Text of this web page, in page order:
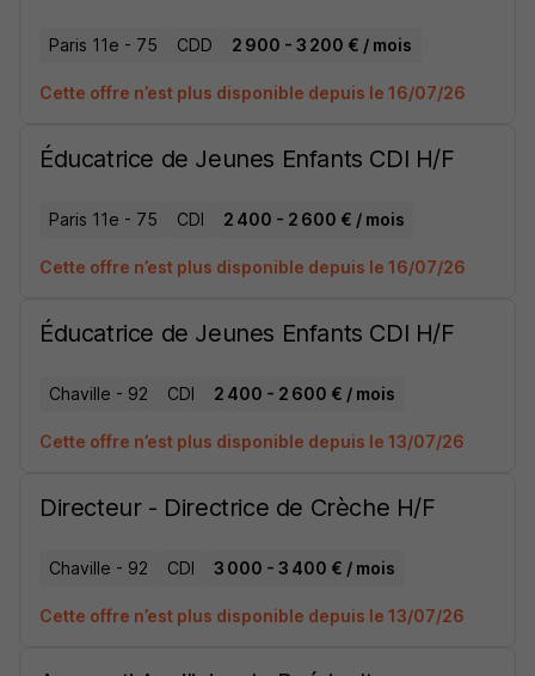
Paris 11e - 75 CDD 2 900 - 3 200 € / mois
Cette offre n’est plus disponible depuis le 16/07/26
Éducatrice de Jeunes Enfants CDI H/F
Paris 11e - 75 CDI 2 400 - 2 600 € / mois
Cette offre n’est plus disponible depuis le 16/07/26
Éducatrice de Jeunes Enfants CDI H/F
Chaville - 92 CDI 2 400 - 2 600 € / mois
Cette offre n’est plus disponible depuis le 13/07/26
Directeur - Directrice de Crèche H/F
Chaville - 92 CDI 3 000 - 3 400 € / mois
Cette offre n’est plus disponible depuis le 13/07/26